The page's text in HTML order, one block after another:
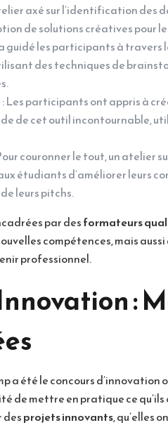
axé sur l’identification des
de solutions créatives pour
guidé les participants à travers
des techniques de
: Les participants ont appris à
de cet outil incontournable,
couronner le tout, un atelier
étudiants d’améliorer leurs
leurs pitchs.
par desformateurs
compétences, mais
professionnel.
:
a été le concours d’innovation
de mettre en pratique ce
projets innovants, qu’elles